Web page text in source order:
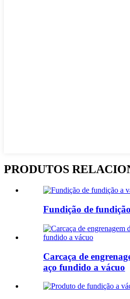
PRODUTOS
Fundição de
Carcaça de
aço fundido a vácuo